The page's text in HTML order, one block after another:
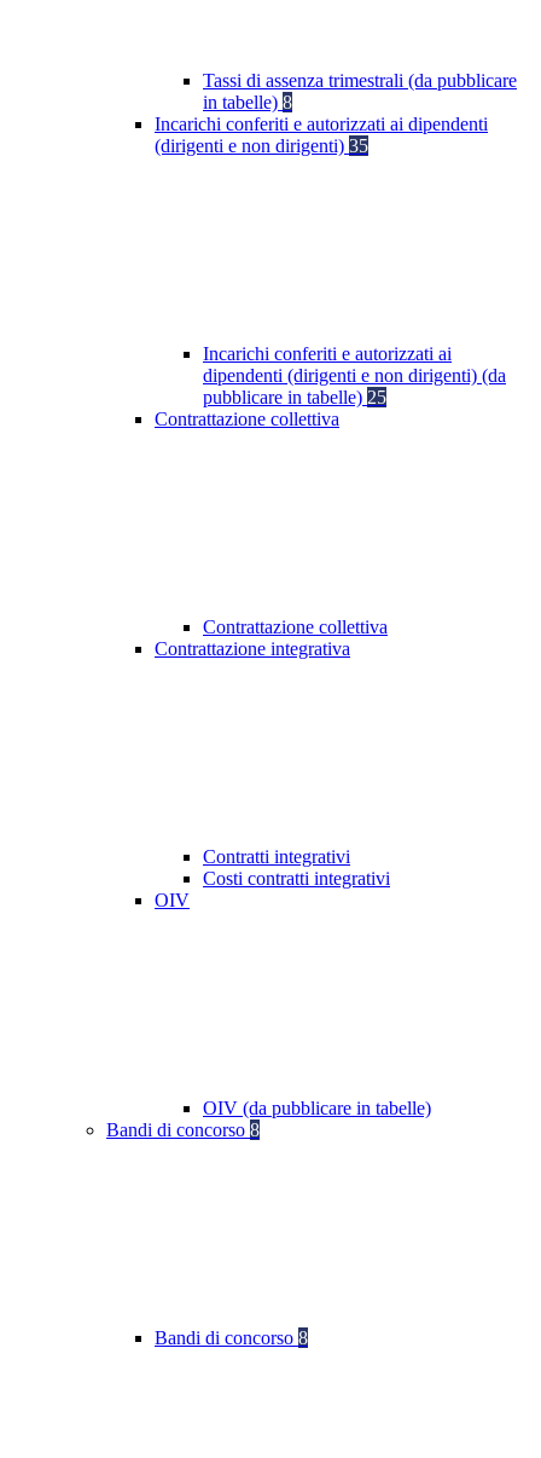
Tassi di assenza trimestrali (da pubblicare
in tabelle) 8
Incarichi conferiti e autorizzati ai dipendenti
(dirigenti e non dirigenti) 35
Incarichi conferiti e autorizzati ai
dipendenti (dirigenti e non dirigenti) (da
pubblicare in tabelle) 25
Contrattazione collettiva
Contrattazione collettiva
Contrattazione integrativa
Contratti integrativi
Costi contratti integrativi
OIV
OIV (da pubblicare in tabelle)
Bandi di concorso 8
Bandi di concorso 8